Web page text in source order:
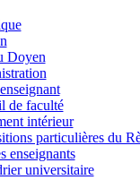
Doyen
de faculté
intérieur
particulières du
enseignants
universitaire